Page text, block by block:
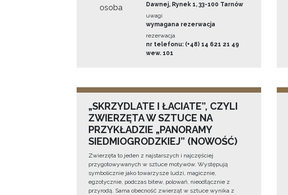
osoba
Dawnej, Rynek 1, 33-100 Tarnów
uwagi
wymagana rezerwacja
rezerwacja
nr telefonu: (+48) 14 621 21 49
wew. 101
„SKRZYDLATE I ŁACIATE”, CZYLI
ZWIERZĘTA W SZTUCE NA
PRZYKŁADZIE „PANORAMY
SIEDMIOGRODZKIEJ” (NOWOŚĆ)
Zwierzęta to jeden z najstarszych i najczęściej
przygotowywanych w sztuce motywów. Występują
symbolicznie jako towarzysze ludzi, magicznie,
egzotycznie, podczas bitew, polowań, nieodłącznie z
przyrodą. Sama obecność zwierząt w sztuce wynika z